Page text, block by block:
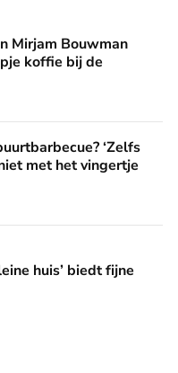
eruit? 'Begin de dag
Mirjam Bouwman
koffie bij de
‘Zelfs als buren‘Zelfs
met het vingertje
fijne huifkarromantiek
huis’ biedt fijne